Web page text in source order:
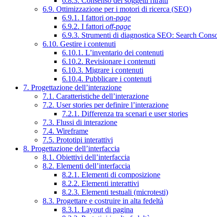
6.9. Ottimizzazione per i motori di ricerca (SEO)
6.9.1. I fattori on-page
6.9.2. I fattori off-page
6.9.3. Strumenti di diagnostica SEO: Search
6.10. Gestire i contenuti
6.10.1. L’inventario dei contenuti
6.10.2. Revisionare i contenuti
6.10.3. Migrare i contenuti
6.10.4. Pubblicare i contenuti
7. Progettazione dell’interazione
7.1. Caratteristiche dell’interazione
7.2. User stories per definire l’interazione
7.2.1. Differenza tra scenari e user stories
7.3. Flussi di interazione
7.4. Wireframe
7.5. Prototipi interattivi
8. Progettazione dell’interfaccia
8.1. Obiettivi dell’interfaccia
8.2. Elementi dell’interfaccia
8.2.1. Elementi di composizione
8.2.2. Elementi interattivi
8.2.3. Elementi testuali (microtesti)
8.3. Progettare e costruire in alta fedeltà
8.3.1. Layout di pagina